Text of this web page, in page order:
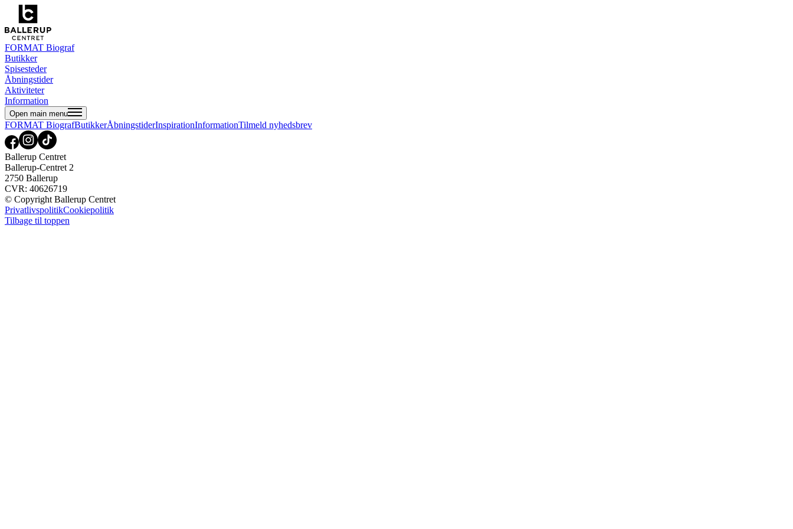
FORMAT Biograf
Butikker
Spisesteder
Åbningstider
Aktiviteter
Information
Open main menu
FORMAT BiografButikkerÅbningstiderInspirationInformationTilmeld nyhedsbrev
Ballerup Centret
Ballerup-Centret 2
2750 Ballerup
CVR: 40626719
© Copyright Ballerup Centret
PrivatlivspolitikCookiepolitik
Tilbage til toppen